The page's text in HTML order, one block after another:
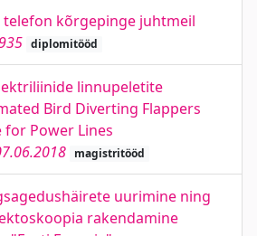
telefon kõrgepinge juhtmeil
diplomitööd
linnupeletite
Bird Diverting Flappers
Power Lines
magistritööd
uurimine ning
rakendamine